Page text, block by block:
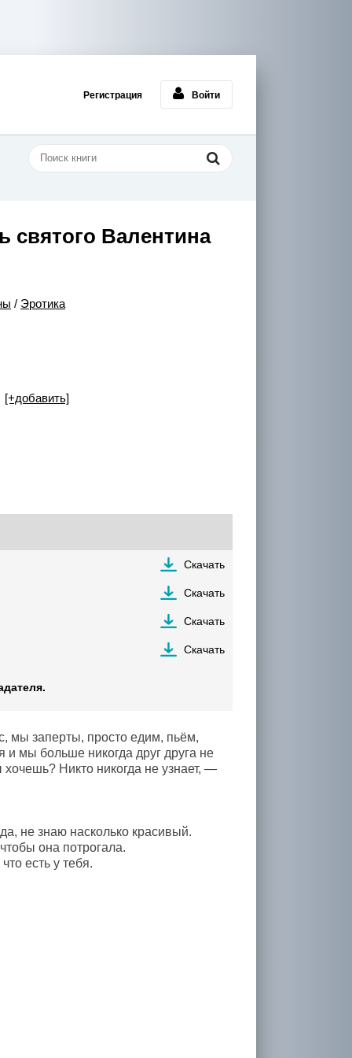
Регистрация Войти
святого Валентина
/ Эротика
[+добавить]
Скачать
Скачать
Скачать
Скачать
мы заперты, просто едим, пьём,
мы больше никогда друг друга не
Никто никогда не узнает, —
не знаю насколько красивый.
она потрогала.
есть у тебя.